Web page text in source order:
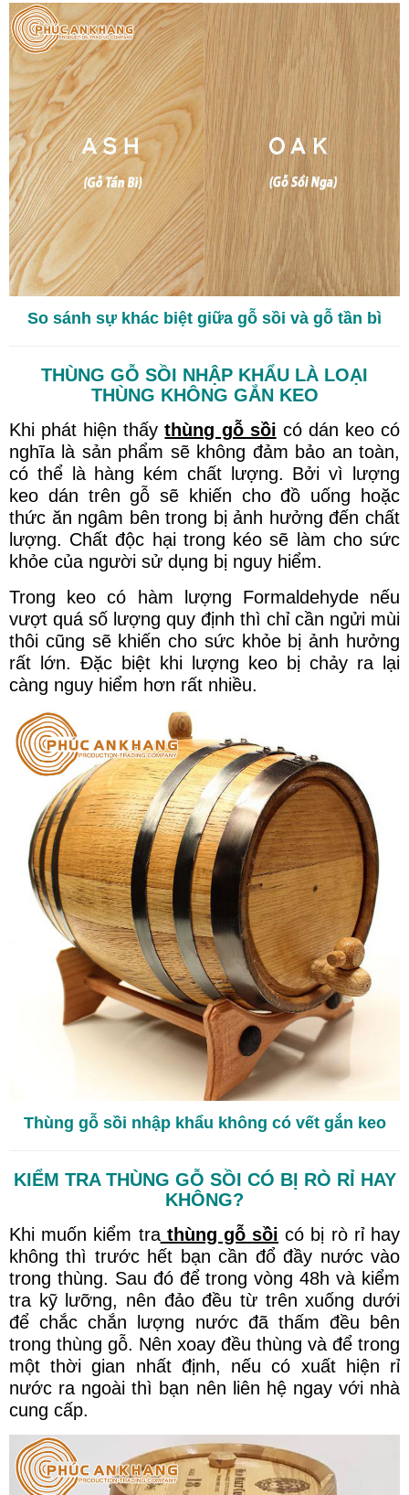
So sánh sự khác biệt giữa gỗ sồi và gỗ tần bì
THÙNG GỖ SỒI NHẬP KHẨU LÀ LOẠI
THÙNG KHÔNG GẮN KEO
Khi phát hiện thấythùng gỗ sồi có dán keo có
nghĩa là sản phẩm sẽ không đảm bảo an toàn,
có thể là hàng kém chất lượng. Bởi vì lượng
keo dán trên gỗ sẽ khiến cho đồ uống hoặc
thức ăn ngâm bên trong bị ảnh hưởng đến chất
lượng. Chất độc hại trong kéo sẽ làm cho sức
khỏe của người sử dụng bị nguy hiểm.
Trong keo có hàm lượng Formaldehyde nếu
vượt quá số lượng quy định thì chỉ cần ngửi mùi
thôi cũng sẽ khiến cho sức khỏe bị ảnh hưởng
rất lớn. Đặc biệt khi lượng keo bị chảy ra lại
càng nguy hiểm hơn rất nhiều.
Thùng gỗ sồi nhập khẩu không có vết gắn keo
KIỂM TRA THÙNG GỖ SỒI CÓ BỊ RÒ RỈ HAY
KHÔNG?
Khi muốn kiểm trathùng gỗ sồi có bị rò rỉ hay
không thì trước hết bạn cần đổ đầy nước vào
trong thùng. Sau đó để trong vòng 48h và kiểm
tra kỹ lưỡng, nên đảo đều từ trên xuống dưới
để chắc chắn lượng nước đã thấm đều bên
trong thùng gỗ. Nên xoay đều thùng và để trong
một thời gian nhất định, nếu có xuất hiện rỉ
nước ra ngoài thì bạn nên liên hệ ngay với nhà
cung cấp.